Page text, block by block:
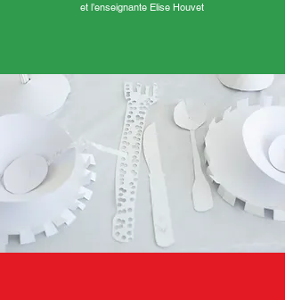
et l’enseignante Elise Houvet